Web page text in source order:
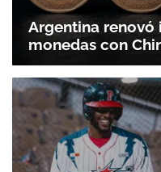
Argentina
monedas con